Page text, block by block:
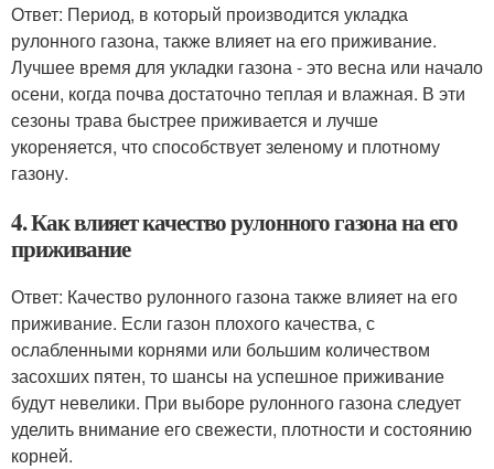
Ответ: Период, в который производится укладка
рулонного газона, также влияет на его приживание.
Лучшее время для укладки газона - это весна или начало
осени, когда почва достаточно теплая и влажная. В эти
сезоны трава быстрее приживается и лучше
укореняется, что способствует зеленому и плотному
газону.
4. Как влияет качество рулонного газона на его
приживание
Ответ: Качество рулонного газона также влияет на его
приживание. Если газон плохого качества, с
ослабленными корнями или большим количеством
засохших пятен, то шансы на успешное приживание
будут невелики. При выборе рулонного газона следует
уделить внимание его свежести, плотности и состоянию
корней.